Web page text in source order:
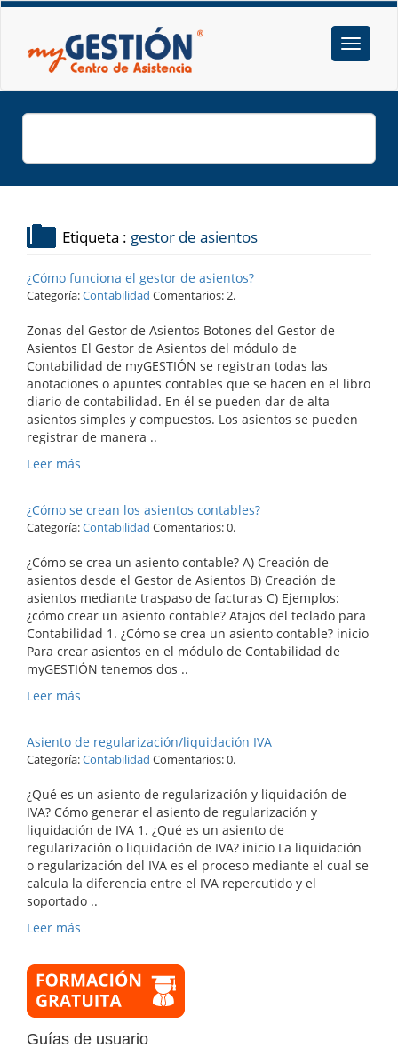
Etiqueta : gestor de asientos
¿Cómo funciona el gestor de asientos?
Categoría:Contabilidad Comentarios: 2.
Zonas del Gestor de Asientos Botones del Gestor de
Asientos El Gestor de Asientos del módulo de
Contabilidad de myGESTIÓN se registran todas las
anotaciones o apuntes contables que se hacen en el libro
diario de contabilidad. En él se pueden dar de alta
asientos simples y compuestos. Los asientos se pueden
registrar de manera ..
Leer más
¿Cómo se crean los asientos contables?
Categoría:Contabilidad Comentarios: 0.
¿Cómo se crea un asiento contable? A) Creación de
asientos desde el Gestor de Asientos B) Creación de
asientos mediante traspaso de facturas C) Ejemplos:
¿cómo crear un asiento contable? Atajos del teclado para
Contabilidad 1. ¿Cómo se crea un asiento contable? inicio
Para crear asientos en el módulo de Contabilidad de
myGESTIÓN tenemos dos ..
Leer más
Asiento de regularización/liquidación IVA
Categoría:Contabilidad Comentarios: 0.
¿Qué es un asiento de regularización y liquidación de
IVA? Cómo generar el asiento de regularización y
liquidación de IVA 1. ¿Qué es un asiento de
regularización o liquidación de IVA? inicio La liquidación
o regularización del IVA es el proceso mediante el cual se
calcula la diferencia entre el IVA repercutido y el
soportado ..
Leer más
Guías de usuario